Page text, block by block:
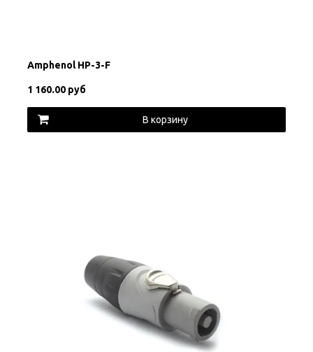
Amphenol HP-3-F
1 160.00 руб
В корзину